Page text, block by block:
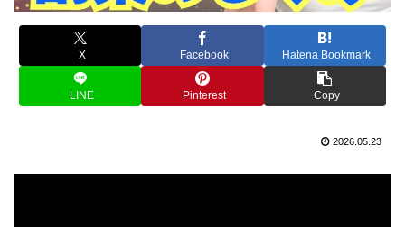
X Facebook Hatena Bookmark
LINE Pinterest Copy
2026.05.23